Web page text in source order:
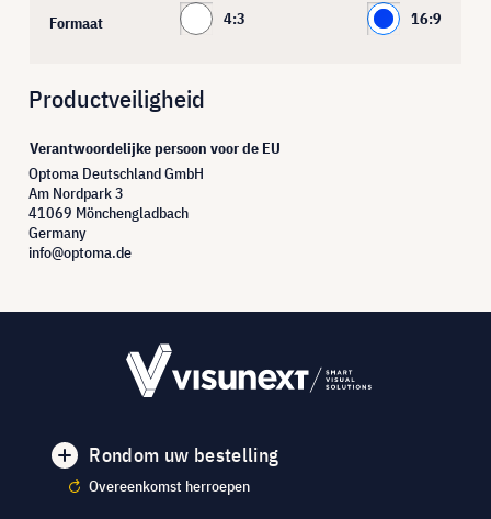
Formaat 4:3 16:9
Productveiligheid
Verantwoordelijke persoon voor de EU
Optoma Deutschland GmbH
Am Nordpark 3
41069 Mönchengladbach
Germany
info@optoma.de
Rondom uw bestelling
Overeenkomst herroepen